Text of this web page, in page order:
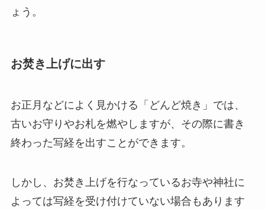
ょう。
お焚き上げに出す
お正月などによく見かける「どんど焼き」では、
古いお守りやお札を燃やしますが、その際に書き
終わった写経を出すことができます。
しかし、お焚き上げを行なっているお寺や神社に
よっては写経を受け付けていない場合もあります